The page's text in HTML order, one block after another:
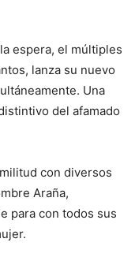
espera, el múltiples
lanza su nuevo
Una
del afamado
con diversos
Araña,
para con todos sus